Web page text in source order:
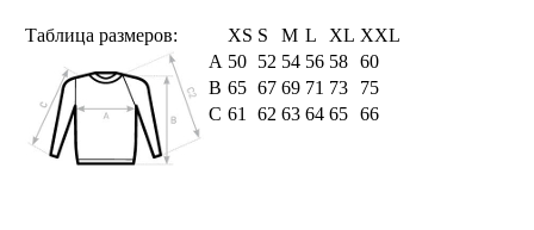
Таблица размеров: XS S M L XL XXL
А 50 52 54 56 58 60
В 65 67 69 71 73
75
С 61 62 63 64 65 66